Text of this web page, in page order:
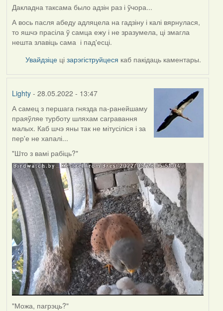
Дакладна таксама было адзін раз і ўчора...
А вось пасля абеду адляцела на гадзіну і калі вярнулася,
то яшчэ прасіла ў самца ежу і не зразумела, ці змагла
нешта злавіць сама і пад'есці.
Увайдзіце цізарэгіструйцеся каб пакідаць каментары.
Lighty- 28.05.2022 - 13:47
А самец з першага гнязда па-ранейшаму
праяўляе турботу шляхам сагравання
малых. Каб шчэ яны так не мітусіліся і за
пер'е не хапалі...
"Што з вамі рабіць?"
"Можа, пагрэць?"